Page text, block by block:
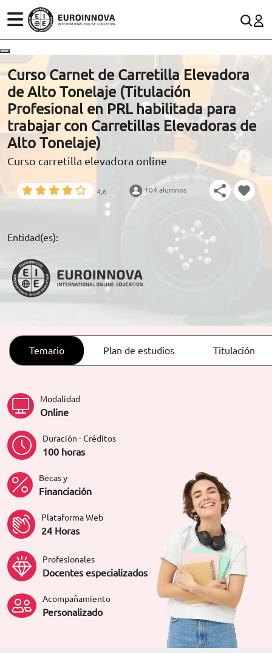
ÁREAS
ESTUDIOS
CONOCE EUROINNOVA
RECURSOS EDUCATIVOS
ARTÍCULOS
ORIENTACIÓN LABORAL
CONTACTO
(+34)958 050 200(gratuito en España)
900 831 200
formacion@euroinnova.com
TRABAJA CON NOSOTROS
Curso Carnet de Carretilla Elevadora
de Alto Tonelaje (Titulación
Profesional en PRL habilitada para
trabajar con Carretillas Elevadoras de
Alto Tonelaje)
Curso carretilla elevadora online
4,6 104 alumnos
Entidad(es):
Temario Plan de estudios Titulación
Modalidad
Online
Duración - Créditos
100 horas
Becas y
Financiación
Plataforma Web
24 Horas
Profesionales
Docentes especializados
Acompañamiento
Personalizado